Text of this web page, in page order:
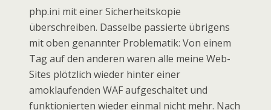
php.ini mit einer Sicherheitskopie
überschreiben. Dasselbe passierte übrigens
mit oben genannter Problematik: Von einem
Tag auf den anderen waren alle meine Web-
Sites plötzlich wieder hinter einer
amoklaufenden WAF aufgeschaltet und
funktionierten wieder einmal nicht mehr. Nach